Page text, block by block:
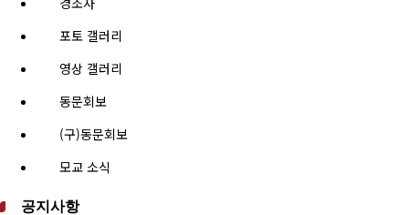
포토 갤러리
영상 갤러리
동문회보
(구)동문회보
모교 소식
공지사항